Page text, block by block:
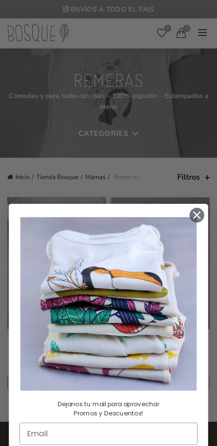
ENVÍOS A TODO EL PAIS
0 0
REMERAS
Cómodas y para todos los días – 100% algodón – Estampadas a
mano
CATEGORIES
Inicio Tienda Bosque Mamas Remeras Filtros
Remera Dormilon
6,500.00 $4,900.00
Leer Más
6 cuotas sin interés de$816.67
SIN STOCK
Remera Constelaciones
$6,500.00 $4,900.00
Seleccionar Opciones
6 cuotas sin interés de
Dejanos tu mail para aprovechar
Promos y Descuentos!